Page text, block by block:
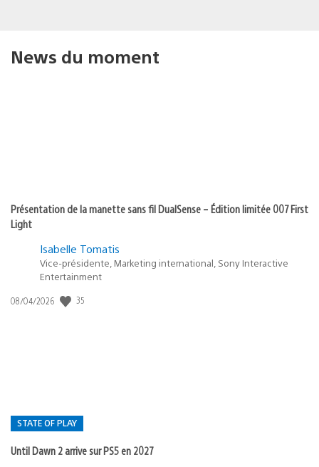
News du moment
Présentation de la manette sans fil DualSense – Édition limitée 007 First
Light
Isabelle Tomatis
Vice-présidente, Marketing international, Sony Interactive
Entertainment
Date
08/04/2026 35
STATE OF PLAY
Until Dawn 2 arrive sur PS5 en 2027